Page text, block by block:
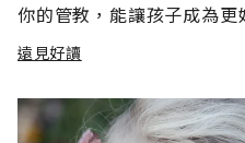
你的管教，能讓孩子成為更
遠見好讀